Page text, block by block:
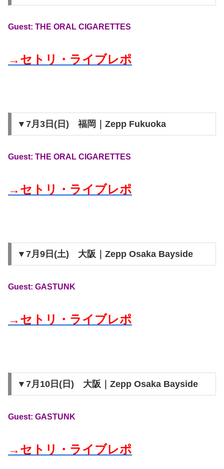
Guest: THE ORAL CIGARETTES
→セトリ・ライブレポ
▼7月3日(日) 福岡｜Zepp Fukuoka
Guest: THE ORAL CIGARETTES
→セトリ・ライブレポ
▼7月9日(土) 大阪｜Zepp Osaka Bayside
Guest: GASTUNK
→セトリ・ライブレポ
▼7月10日(日) 大阪｜Zepp Osaka Bayside
Guest: GASTUNK
→セトリ・ライブレポ